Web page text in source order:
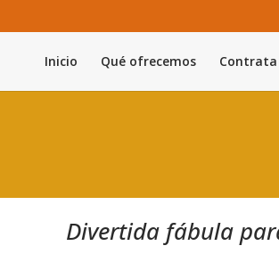
Inicio Qué ofrecemos
Divertida fábula